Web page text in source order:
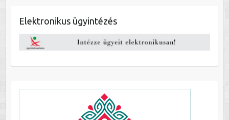
Elektronikus ügyintézés